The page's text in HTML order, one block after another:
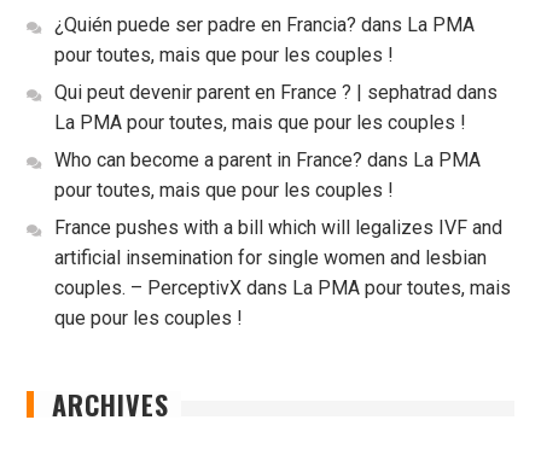
¿Quién puede ser padre en Francia? dans La PMA
pour toutes, mais que pour les couples !
Qui peut devenir parent en France ? | sephatraddans
La PMA pour toutes, mais que pour les couples !
Who can become a parent in France? dans La PMA
pour toutes, mais que pour les couples !
France pushes with a bill which will legalizes IVF and
artificial insemination for single women and lesbian
couples. – PerceptivXdans La PMA pour toutes, mais
que pour les couples !
ARCHIVES